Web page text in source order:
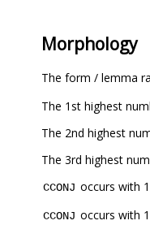
Morphology
The form / lemma
The 1st highest
The 2nd highest
The 3rd highest
CCONJ occurs with
CCONJ occurs with